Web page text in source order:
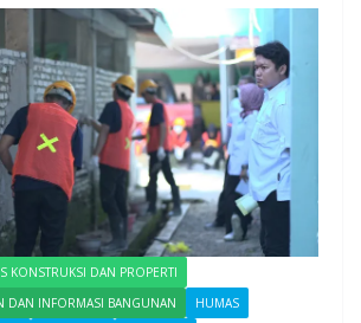
KONSTRUKSI DAN PROPERTI
DAN INFORMASI BANGUNAN
HUMAS